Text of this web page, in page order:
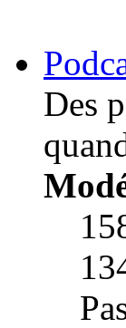
Des